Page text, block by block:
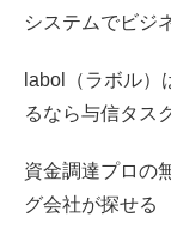
システムでビジ
labol（ラボル）
るなら与信タス
資金調達プロの
グ会社が探せる